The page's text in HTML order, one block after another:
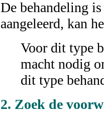
De behandeling
aangeleerd, kan
Voor dit type
macht nodig
dit type
2. Zoek de